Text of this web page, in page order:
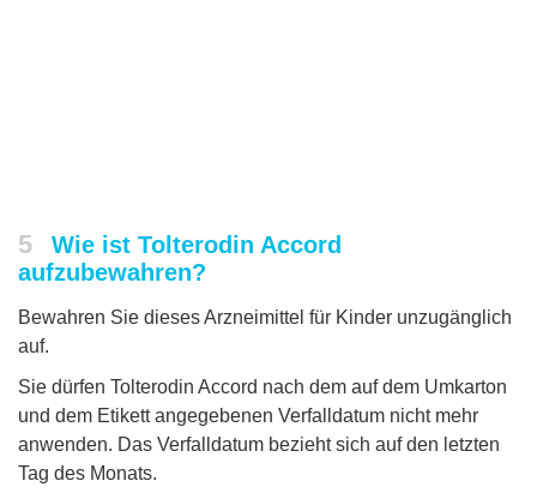
5
Wie ist Tolterodin Accord
aufzubewahren?
Bewahren Sie dieses Arzneimittel für Kinder unzugänglich
auf.
Sie dürfen Tolterodin Accord nach dem auf dem Umkarton
und dem Etikett angegebenen Verfalldatum nicht mehr
anwenden. Das Verfalldatum bezieht sich auf den letzten
Tag des Monats.